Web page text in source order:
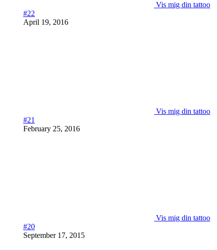
Vis mig din tattoo
#22
April 19, 2016
Vis mig din tattoo
#21
February 25, 2016
Vis mig din tattoo
#20
September 17, 2015